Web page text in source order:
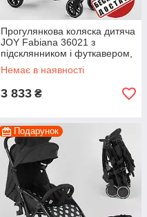
Прогулянкова коляска дитяча
JOY Fabiana 36021 з
підсклянником і футкавером,
колір рожевий
Немає в наявності
3 833 ₴
Подарунок